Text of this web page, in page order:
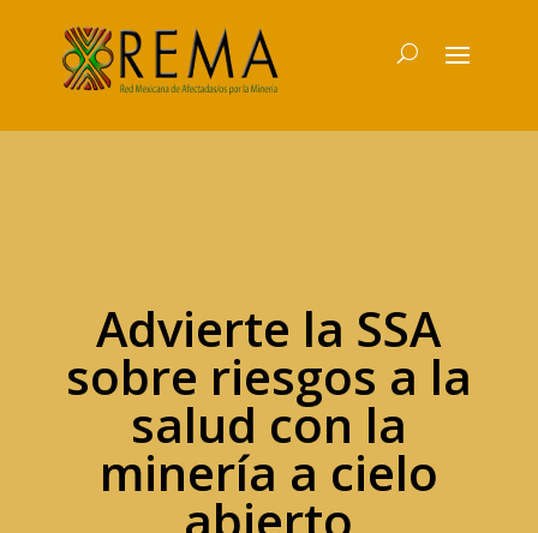
Advierte la SSA
sobre riesgos a la
salud con la
minería a cielo